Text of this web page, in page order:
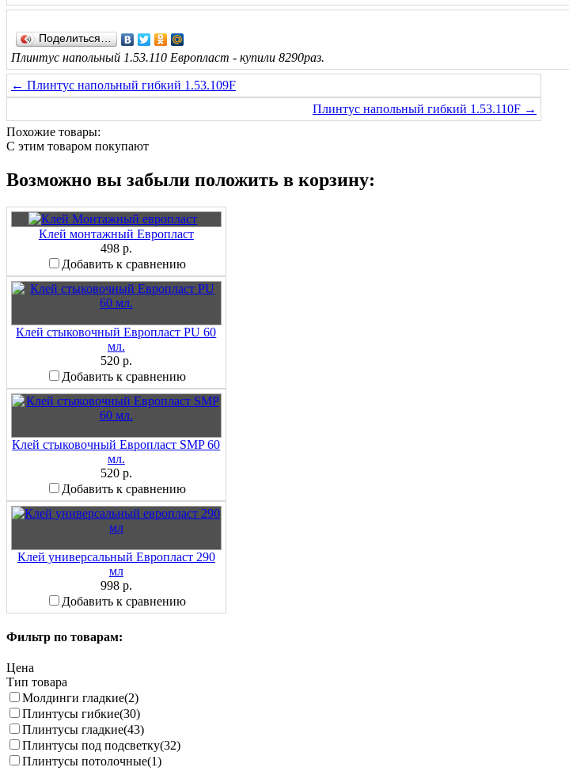
Поделиться…
Плинтус напольный 1.53.110 Европласт - купили 8290раз.
← Плинтус напольный гибкий 1.53.109F
Плинтус напольный гибкий 1.53.110F →
Похожие товары:
C этим товаром покупают
Возможно вы забыли положить в корзину:
Клей монтажный Европласт
498 р.
Добавить к сравнению
Клей стыковочный Европласт PU 60
мл.
520 р.
Добавить к сравнению
Клей стыковочный Европласт SMP 60
мл.
520 р.
Добавить к сравнению
Клей универсальный Европласт 290
мл
998 р.
Добавить к сравнению
Фильтр по товарам:
Цена
Тип товара
Молдинги гладкие(2)
Плинтусы гибкие(30)
Плинтусы гладкие(43)
Плинтусы под подсветку(32)
Плинтусы потолочные(1)